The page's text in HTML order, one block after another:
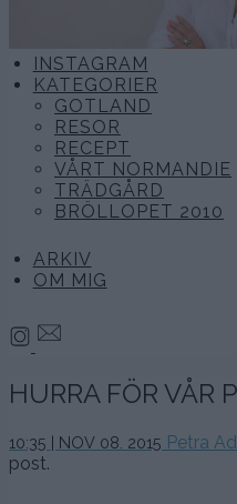
INSTAGRAM
KATEGORIER
GOTLAND
RESOR
RECEPT
VÅRT NORMANDIE
TRÄDGÅRD
BRÖLLOPET 2010
ARKIV
OM MIG
HURRA FÖR VÅR
10:35 | NOV 08. 2015 Petra
post.